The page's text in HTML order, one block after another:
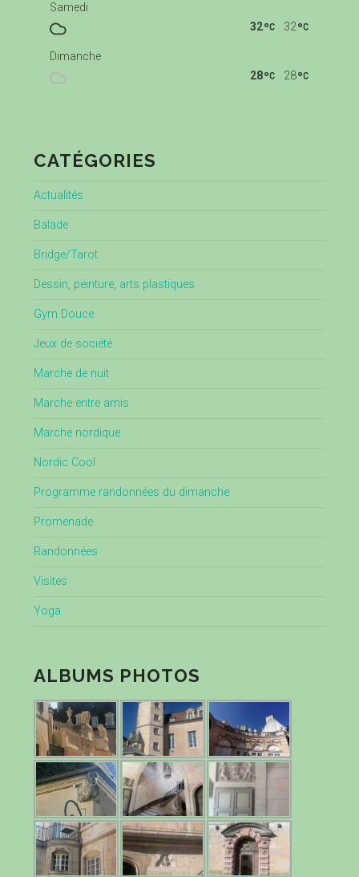
Samedi
32
32
Dimanche
28
28
CATÉGORIES
Actualités
Balade
Bridge/Tarot
Dessin, peinture, arts plastiques
Gym Douce
Jeux de société
Marche de nuit
Marche entre amis
Marche nordique
Nordic Cool
Programme randonnées du dimanche
Promenade
Randonnées
Visites
Yoga
ALBUMS PHOTOS